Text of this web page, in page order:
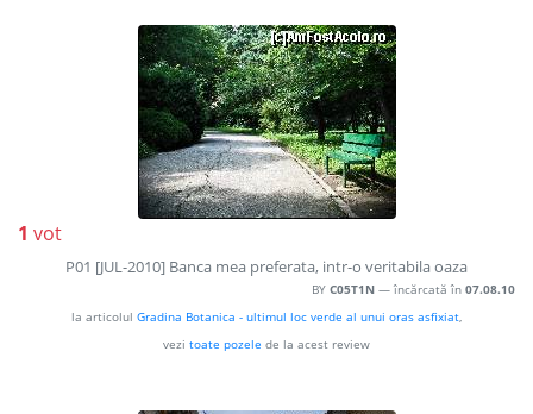
1 vot
P01 [JUL-2010] Banca mea preferata, intr-o veritabila oaza
BY C05T1N — încărcată în 07.08.10
la articolul Gradina Botanica - ultimul loc verde al unui oras asfixiat,
vezi toate pozele de la acest review